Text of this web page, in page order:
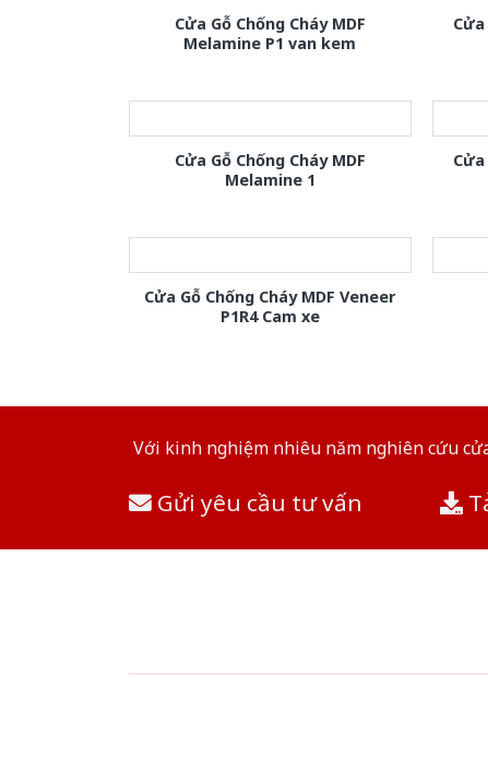
Cửa Gỗ Chống Cháy MDF
Melamine P1 van kem
Cửa
Cửa Gỗ Chống Cháy MDF
Melamine 1
Cửa
Cửa Gỗ Chống Cháy MDF Veneer
P1R4 Cam xe
Với kinh nghiệm nhiêu năm nghiên cứu
Gửi yêu cầu tư vấn